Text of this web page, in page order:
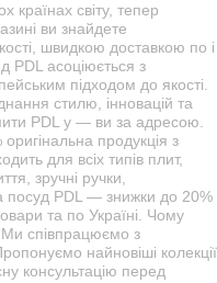
країнах світу, тепер
ви знайдете
швидкою доставкою по і
PDL асоціюється з
підходом до якості.
стилю, інновацій та
PDL у — ви за адресою.
продукція з
для всіх типів плит,
зручні ручки,
посуд PDL — знижки до 20%
та по Україні. Чому
співпрацюємо з
найновіші колекції
консультацію перед